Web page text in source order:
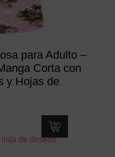
página
de
para Adulto –
Corta con
y Hojas de
productode deseos